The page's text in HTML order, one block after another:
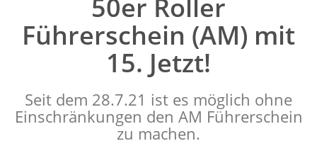
50er Roller
Führerschein (AM) mit
15. Jetzt!
Seit dem 28.7.21 ist es möglich ohne
Einschränkungen den AM Führerschein
zu machen.